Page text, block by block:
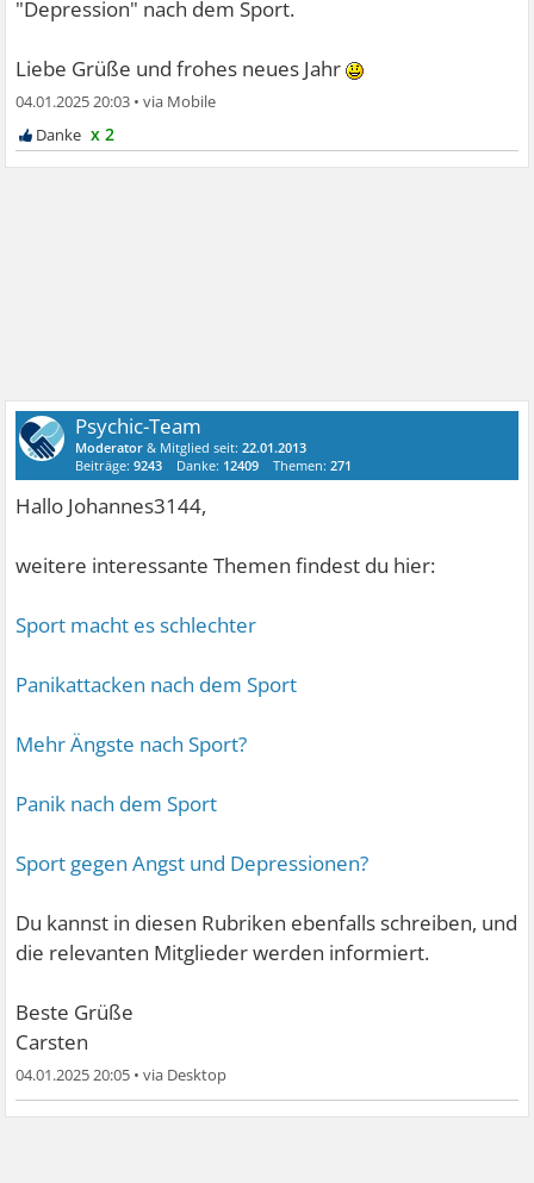
"Depression" nach dem Sport.
Liebe Grüße und frohes neues Jahr
04.01.2025 20:03 •
x 2
Psychic-Team
Moderator & Mitglied seit:22.01.2013
Beiträge:9243 Danke: 12409 Themen:271
Hallo Johannes3144,
weitere interessante Themen findest du hier:
Sport macht es schlechter
Panikattacken nach dem Sport
Mehr Ängste nach Sport?
Panik nach dem Sport
Sport gegen Angst und Depressionen?
Du kannst in diesen Rubriken ebenfalls schreiben, und
die relevanten Mitglieder werden informiert.
Beste Grüße
Carsten
04.01.2025 20:05 •